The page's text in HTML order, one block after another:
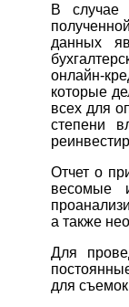
В случае
данных
онлайн-
которые
всех для
степени
Отчет о
весомые
а также
Для
для